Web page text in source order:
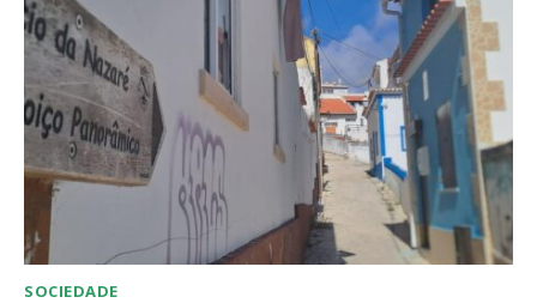
SOCIEDADE